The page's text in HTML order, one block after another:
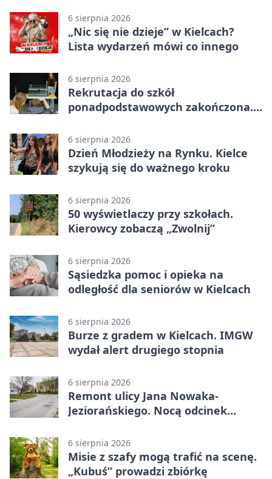
6 sierpnia 2026
„Nic się nie dzieje” w Kielcach?
Lista wydarzeń mówi co innego
6 sierpnia 2026
Rekrutacja do szkół
ponadpodstawowych zakończona.
6 sierpnia 2026
Dzień Młodzieży na Rynku. Kielce
szykują się do ważnego kroku
6 sierpnia 2026
50 wyświetlaczy przy szkołach.
Kierowcy zobaczą „Zwolnij”
6 sierpnia 2026
Sąsiedzka pomoc i opieka na
odległość dla seniorów w Kielcach
6 sierpnia 2026
Burze z gradem w Kielcach. IMGW
wydał alert drugiego stopnia
6 sierpnia 2026
Remont ulicy Jana Nowaka-
Jeziorańskiego. Nocą odcinek
6 sierpnia 2026
Misie z szafy mogą trafić na scenę.
„Kubuś” prowadzi zbiórkę